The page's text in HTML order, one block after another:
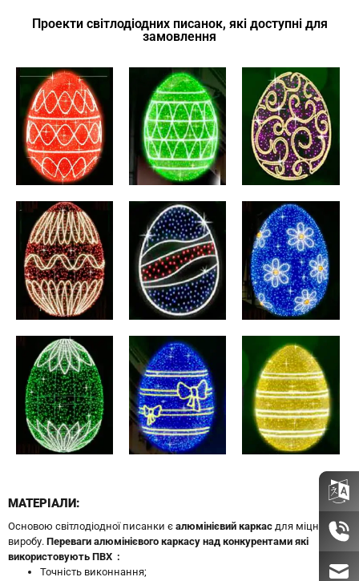
Проекти світлодіодних писанок, які доступні для
замовлення
МАТЕРІАЛИ:
Основою світлодіодної писанки є алюмінієвий каркас для міцності
виробу. Переваги алюмінієвого каркасу над конкурентами які
використовують ПВХ :
Точність виконнання;